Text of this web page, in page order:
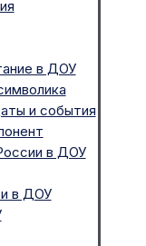
в ДОУ
и события
в ДОУ
в ДОУ